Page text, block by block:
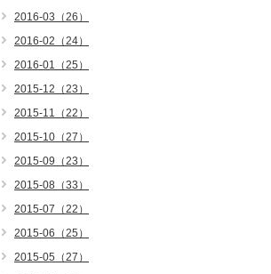
2016-03（26）
2016-02（24）
2016-01（25）
2015-12（23）
2015-11（22）
2015-10（27）
2015-09（23）
2015-08（33）
2015-07（22）
2015-06（25）
2015-05（27）